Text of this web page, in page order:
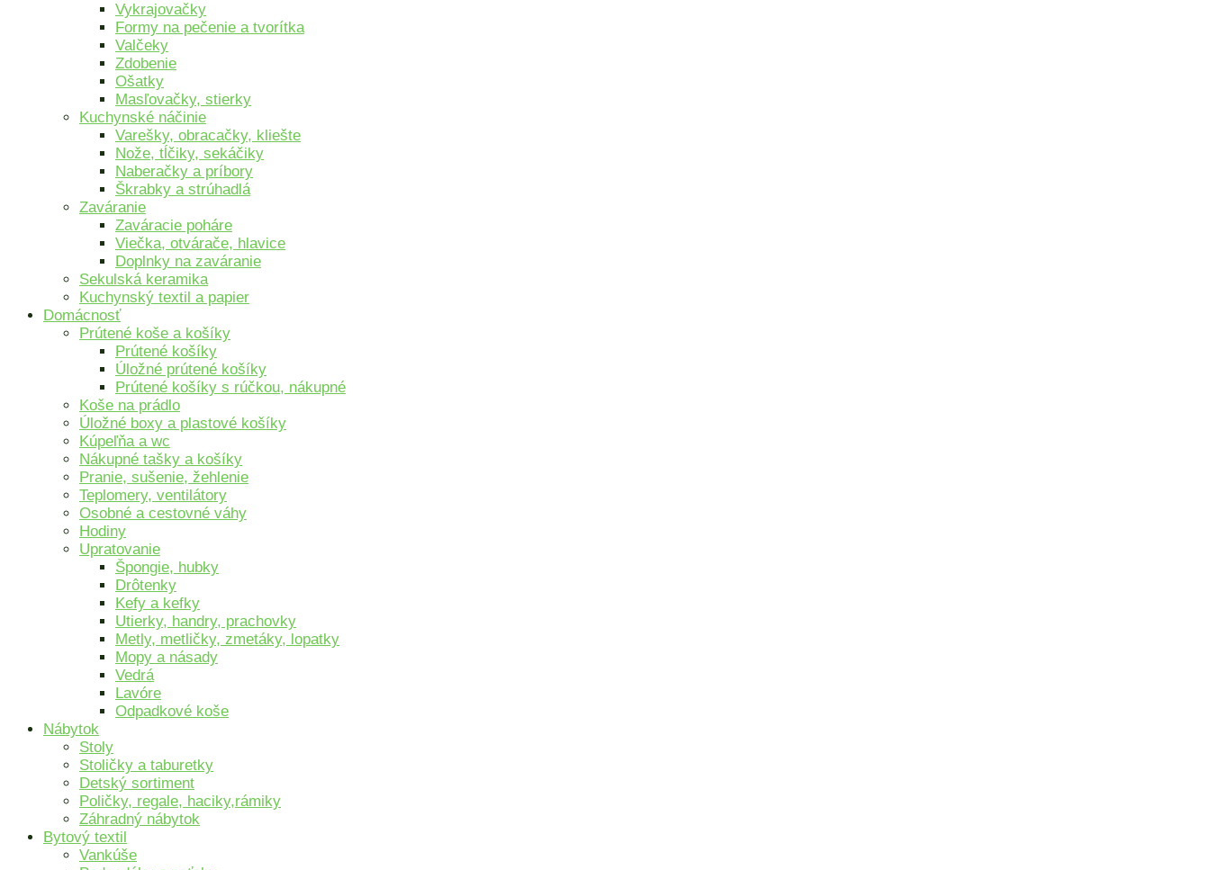
Vykrajovačky
Formy na pečenie a tvorítka
Valčeky
Zdobenie
Ošatky
Masľovačky, stierky
Kuchynské náčinie
Varešky, obracačky, kliešte
Nože, tĺčiky, sekáčiky
Naberačky a príbory
Škrabky a strúhadlá
Zaváranie
Zaváracie poháre
Viečka, otvárače, hlavice
Doplnky na zaváranie
Sekulská keramika
Kuchynský textil a papier
Domácnosť
Prútené koše a košíky
Prútené košíky
Úložné prútené košíky
Prútené košíky s rúčkou, nákupné
Koše na prádlo
Úložné boxy a plastové košíky
Kúpeľňa a wc
Nákupné tašky a košíky
Pranie, sušenie, žehlenie
Teplomery, ventilátory
Osobné a cestovné váhy
Hodiny
Upratovanie
Špongie, hubky
Drôtenky
Kefy a kefky
Utierky, handry, prachovky
Metly, metličky, zmetáky, lopatky
Mopy a násady
Vedrá
Lavóre
Odpadkové koše
Nábytok
Stoly
Stoličky a taburetky
Detský sortiment
Poličky, regale, haciky,rámiky
Záhradný nábytok
Bytový textil
Vankúše